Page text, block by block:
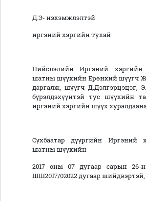
Д.Э- нэхэмжлэлтэй
иргэний хэргийн тухай
Нийслэлийн Иргэний хэргийн
шатны шүүхийн Ерөнхий шүүгч
даргалж, шүүгч Д.Дэлгэрцэцэг,
бүрэлдэхүүнтэй тус шүүхийн
иргэний хэргийн шүүх
Сүхбаатар дүүргийн Иргэний
шатны шүүхийн
2017 оны 07 дугаар сарын 26-
ШШ2017/02022 дугаар шийдвэртэй,